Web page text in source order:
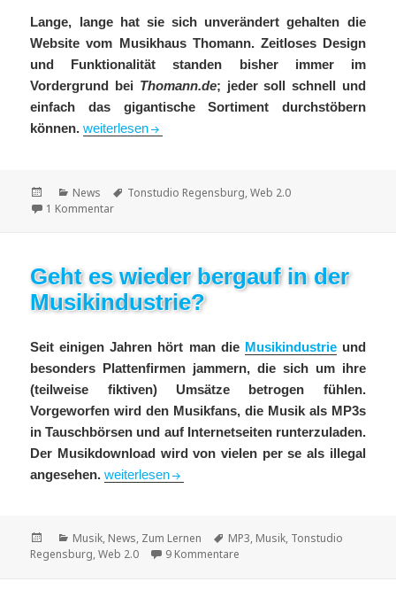
Lange, lange hat sie sich unverändert gehalten die
Website vom Musikhaus Thomann. Zeitloses Design
und Funktionalität standen bisher immer im
Vordergrund bei Thomann.de; jeder soll schnell und
einfach das gigantische Sortiment durchstöbern
können. Musikhaus Thomann
weiterlesen
Veröffentlicht
am
Kategorien
News Schlagwörter
Tonstudio Regensburg,Web 2.0
1 Kommentarzu Musikhaus Thomann
Geht es wieder bergauf in der
Musikindustrie?
Seit einigen Jahren hört man die Musikindustrieund
besonders Plattenfirmen jammern, die sich um ihre
(teilweise fiktiven) Umsätze betrogen fühlen.
Vorgeworfen wird den Musikfans, die Musik als MP3s
in Tauschbörsen und auf Internetseiten runterzuladen.
Der Musikdownload wird von vielen per se als illegal
angesehen. Geht es wieder bergauf in der Musikindustrie?
weiterlesen
Veröffentlicht
am
Kategorien
Musik, News, Zum Lernen Schlagwörter
MP3, Musik, Tonstudio
Regensburg,Web 2.0 9 Kommentare